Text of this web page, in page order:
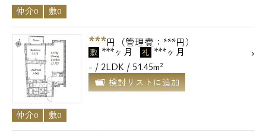
仲介0 敷0
***円（管理費：***円）
敷 ***ヶ月 礼 ***ヶ月
- / 2LDK / 51.45m²
検討リストに追加
仲介0 敷0